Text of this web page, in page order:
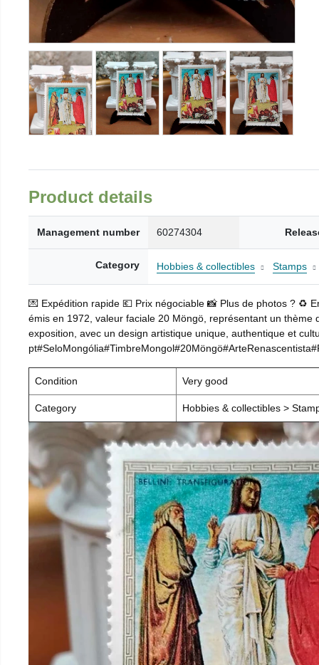
Product details
Management number 60274304
Category Hobbies & collectibles Stamps
💌 Expédition rapide 💶 Prix négociable 📸 Plus de photos ? ♻️
émis en 1972, valeur faciale 20 Möngö, représentant un
exposition, avec un design artistique unique, authentique et
Condition Very good
Category Hobbies & collectibles >